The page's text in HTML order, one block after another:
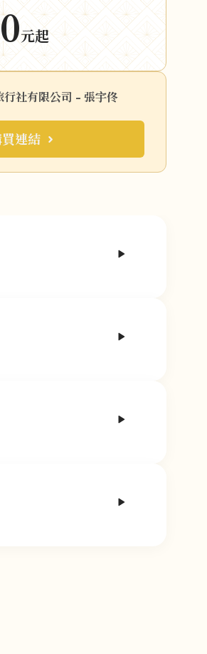
0元起
行社有限公司 - 張宇佟
連結